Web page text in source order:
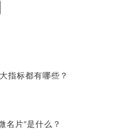
指标都有哪些？
名片”是什么？